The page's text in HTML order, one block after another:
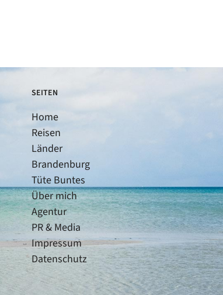
SEITEN
Home
Reisen
Länder
Brandenburg
Tüte Buntes
Über mich
Agentur
PR & Media
Impressum
Datenschutz